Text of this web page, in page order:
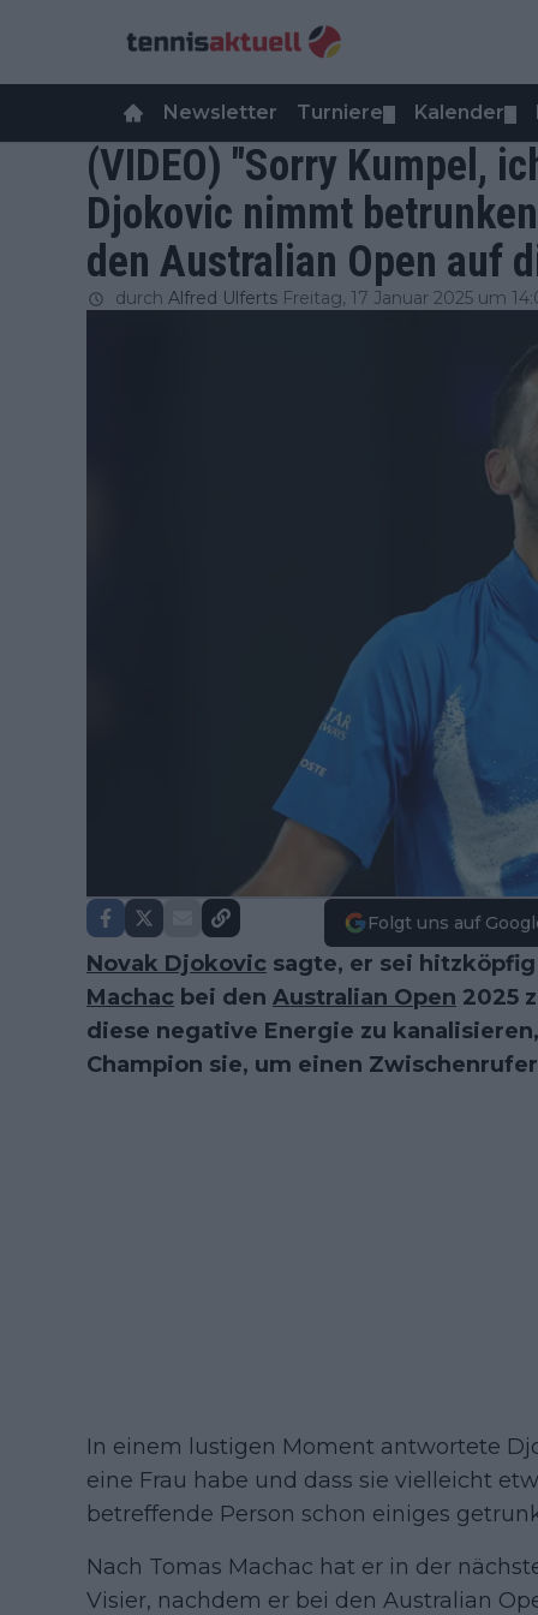
Newsletter Turniere Kalender
(VIDEO) "Sorry Kumpel,
Djokovic nimmt
den Australian Open auf
durch Alfred Ulferts Freitag, 17 Januar 2025 um
Folgt uns auf
Novak Djokovic sagte, er sei
Machac bei den Australian Open 2025
diese negative Energie zu
Champion sie, um einen
In einem lustigen Moment antwortete
eine Frau habe und dass sie vielleicht
betreffende Person schon einiges
Nach Tomas Machac hat er in der
Visier, nachdem er bei den Australian